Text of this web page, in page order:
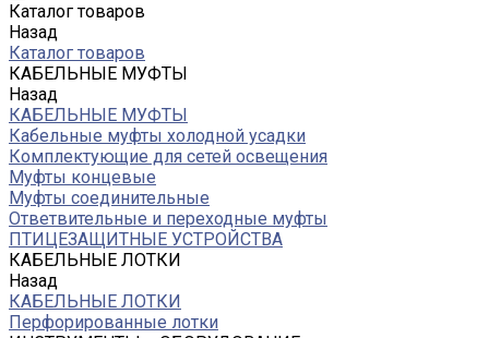
Каталог товаров
Назад
Каталог товаров
КАБЕЛЬНЫЕ МУФТЫ
Назад
КАБЕЛЬНЫЕ МУФТЫ
Кабельные муфты холодной усадки
Комплектующие для сетей освещения
Муфты концевые
Муфты соединительные
Ответвительные и переходные муфты
ПТИЦЕЗАЩИТНЫЕ УСТРОЙСТВА
КАБЕЛЬНЫЕ ЛОТКИ
Назад
КАБЕЛЬНЫЕ ЛОТКИ
Перфорированные лотки